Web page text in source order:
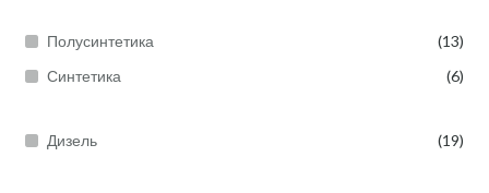
Полусинтетика
(13)
Синтетика
(6)
Дизель (19)